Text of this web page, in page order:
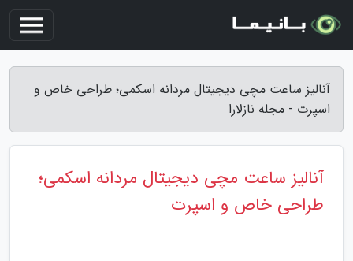
آنالیز ساعت مچی دیجیتال مردانه اسکمی؛ طراحی خاص و
اسپرت - مجله نازلارا
آنالیز ساعت مچی دیجیتال مردانه اسکمی؛
طراحی خاص و اسپرت